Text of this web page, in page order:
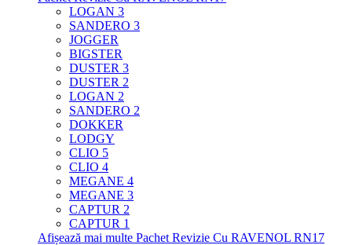
LOGAN 3
SANDERO 3
JOGGER
BIGSTER
DUSTER 3
DUSTER 2
LOGAN 2
SANDERO 2
DOKKER
LODGY
CLIO 5
CLIO 4
MEGANE 4
MEGANE 3
CAPTUR 2
CAPTUR 1
Afișează mai multe Pachet Revizie Cu RAVENOL RN17